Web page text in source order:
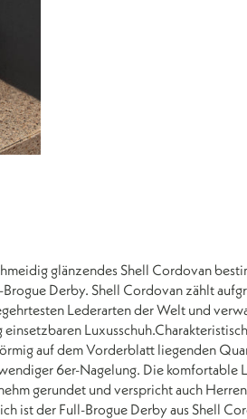
glänzendes Shell Cordovan
Derby. Shell Cordovan zählt
Lederarten der Welt und
auf dem Vorderblatt liegenden
6er-Nagelung. Die komfortable
gerundet und verspricht auch
ist der Full-Brogue Derby aus Shell